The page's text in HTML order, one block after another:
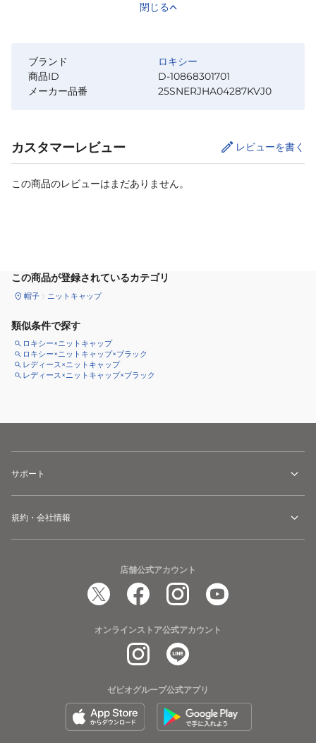
閉じる
ブランド
ロキシー
商品ID
D-10868301701
メーカー品番
25SNERJHA04287KVJ0
カスタマーレビュー レビューを書く
この商品のレビューはまだありません。
この商品が登録されているカテゴリ
帽子 ニットキャップ
類似条件で探す
ロキシー×ニットキャップ
ロキシー×ニットキャップ×ブラック
レディース×ニットキャップ
レディース×ニットキャップ×ブラック
サポート
規約・会社情報
店舗公式アカウント
オンラインストア公式アカウント
ゼビオグループ公式アプリ